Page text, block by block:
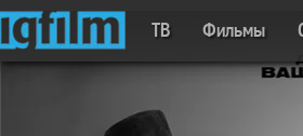
ТВ Фильмы